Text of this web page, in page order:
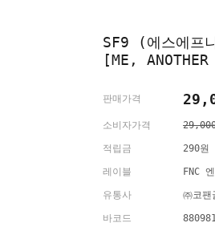
SF9 (에스에프
[ME, ANOTHER
판매가격
소비자가격
적립금 290원
레이블 FNC
유통사 ㈜코팬
바코드